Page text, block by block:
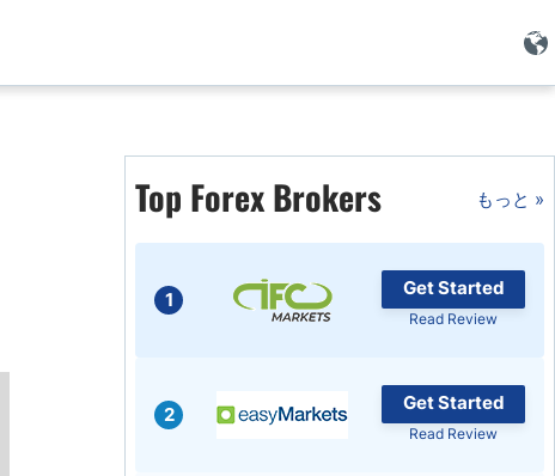
Top Forex Brokers もっと »
1
Get Started
Read Review
2
Get Started
Read Review